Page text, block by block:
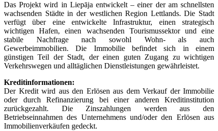
Das Projekt wird in Liepāja entwickelt – einer der am schnellsten
wachsenden Städte in der westlichen Region Lettlands. Die Stadt
verfügt über eine entwickelte Infrastruktur, einen strategisch
wichtigen Hafen, einen wachsenden Tourismussektor und eine
stabile Nachfrage nach sowohl Wohn- als auch
Gewerbeimmobilien. Die Immobilie befindet sich in einem
günstigen Teil der Stadt, der einen guten Zugang zu wichtigen
Verkehrswegen und alltäglichen Dienstleistungen gewährleistet.
Kreditinformationen:
Der Kredit wird aus den Erlösen aus dem Verkauf der Immobilie
oder durch Refinanzierung bei einer anderen Kreditinstitution
zurückgezahlt. Die Zinszahlungen werden aus den
Betriebseinnahmen des Unternehmens und/oder den Erlösen aus
Immobilienverkäufen gedeckt.